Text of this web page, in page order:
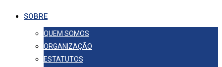
SOBRE
QUEM SOMOS
ORGANIZAÇÃO
ESTATUTOS